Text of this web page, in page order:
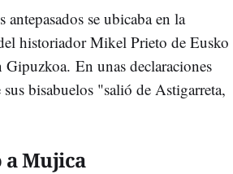
se ubicaba en la
historiador Mikel Prieto de Eusko
Gipuzkoa. En unas declaraciones
bisabuelos "salió de Astigarreta,
a Mujica